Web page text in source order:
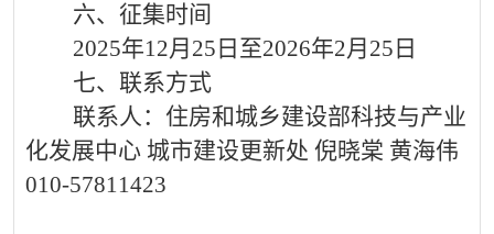
六、征集时间
2025年12月 25 日至2026年2月 25 日
七、联系方式
联系人：住房和城乡建设部科技与产业
化发展中心 城市建设更新处 倪晓棠 黄海伟
010-57811423